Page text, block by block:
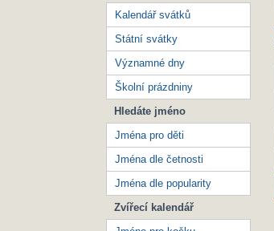
Kalendář svátků
Státní svátky
Významné dny
Školní prázdniny
Hledáte jméno
Jména pro děti
Jména dle četnosti
Jména dle popularity
Zvířecí kalendář